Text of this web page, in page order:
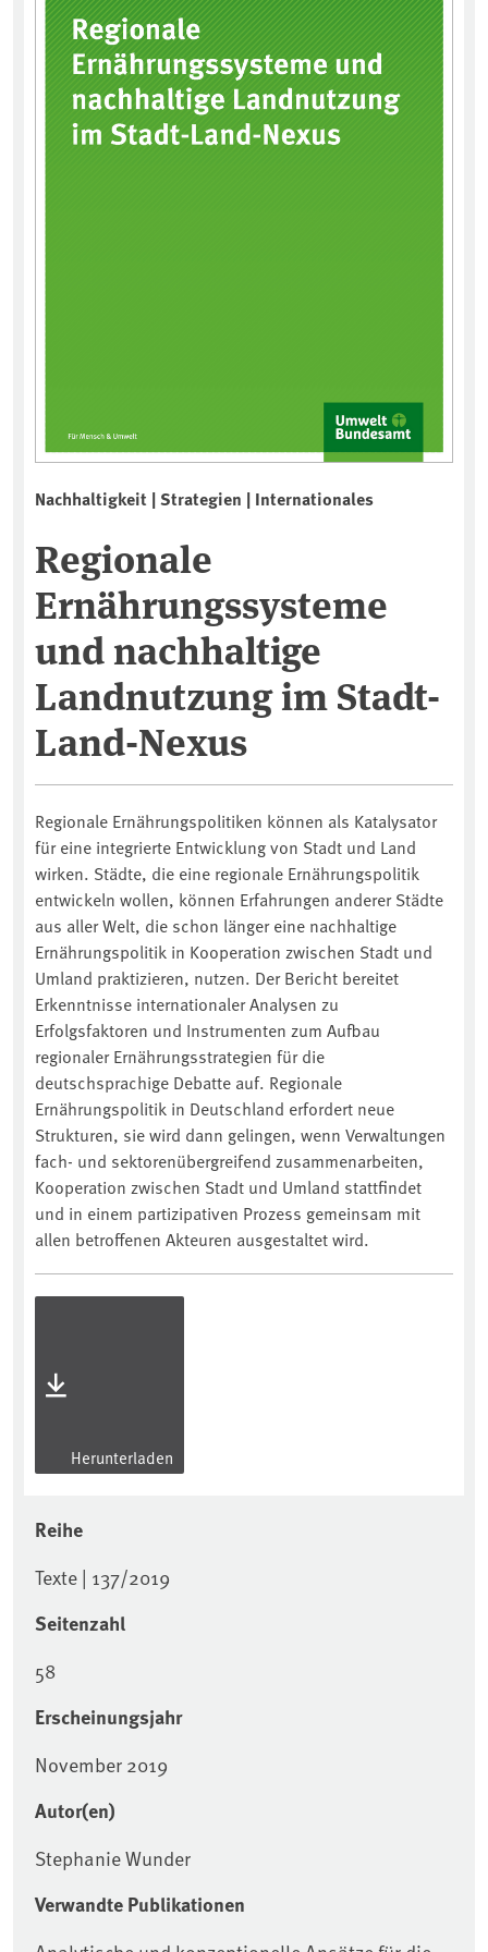
Nachhaltigkeit | Strategien | Internationales
Regionale
Ernährungssysteme
und nachhaltige
Landnutzung im Stadt-
Land-Nexus
Regionale Ernährungspolitiken können als Katalysator
für eine integrierte Entwicklung von Stadt und Land
wirken. Städte, die eine regionale Ernährungspolitik
entwickeln wollen, können Erfahrungen anderer Städte
aus aller Welt, die schon länger eine nachhaltige
Ernährungspolitik in Kooperation zwischen Stadt und
Umland praktizieren, nutzen. Der Bericht bereitet
Erkenntnisse internationaler Analysen zu
Erfolgsfaktoren und Instrumenten zum Aufbau
regionaler Ernährungsstrategien für die
deutschsprachige Debatte auf. Regionale
Ernährungspolitik in Deutschland erfordert neue
Strukturen, sie wird dann gelingen, wenn Verwaltungen
fach- und sektorenübergreifend zusammenarbeiten,
Kooperation zwischen Stadt und Umland stattfindet
und in einem partizipativen Prozess gemeinsam mit
allen betroffenen Akteuren ausgestaltet wird.
Herunterladen
Reihe
Texte | 137/2019
Seitenzahl
58
Erscheinungsjahr
November 2019
Autor(en)
Stephanie Wunder
Verwandte Publikationen